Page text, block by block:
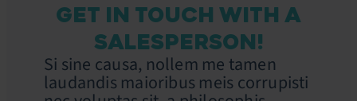
GET IN TOUCH WITH A
SALESPERSON!
Si sine causa, nollem me tamen
laudandis maioribus meis corrupisti